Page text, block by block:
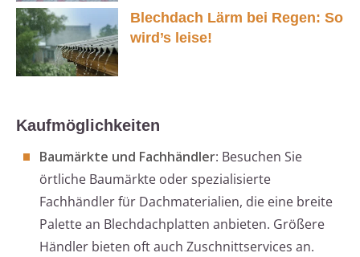
Blechdach Lärm bei Regen: So
wird’s leise!
Kaufmöglichkeiten
Baumärkte und Fachhändler: Besuchen Sie
örtliche Baumärkte oder spezialisierte
Fachhändler für Dachmaterialien, die eine breite
Palette an Blechdachplatten anbieten. Größere
Händler bieten oft auch Zuschnittservices an.